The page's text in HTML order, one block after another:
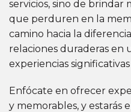
servicios, sino de brindar
que perduren en la
camino hacia la
relaciones duraderas en
experiencias
Enfócate en ofrecer
y memorables, y estarás